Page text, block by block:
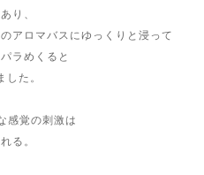
り、
アロマバスにゆっくりと浸って
ラめくると
た。
感覚の刺激は
る。